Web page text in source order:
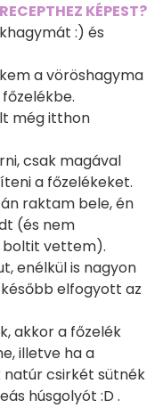
KÉPEST?
:) és
a vöröshagyma
még itthon
csak magával
a főzelékeket.
raktam bele, én
(és nem
boltit vettem).
enélkül is nagyon
elfogyott az
akkor a főzelék
illetve ha a
natúr csirkét sütnék
húsgolyót :D .